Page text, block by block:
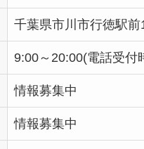
千葉県市川市行徳駅
9:00～20:00(電話受付
情報募集中
情報募集中